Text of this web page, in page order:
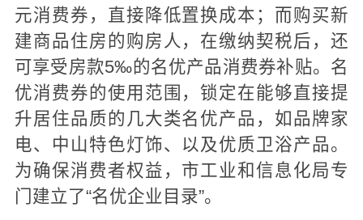
元消费券，直接降低置换成本；而购买新
建商品住房的购房人，在缴纳契税后，还
可享受房款5‰的名优产品消费券补贴。名
优消费券的使用范围，锁定在能够直接提
升居住品质的几大类名优产品，如品牌家
电、中山特色灯饰、以及优质卫浴产品。
为确保消费者权益，市工业和信息化局专
门建立了“名优企业目录”。